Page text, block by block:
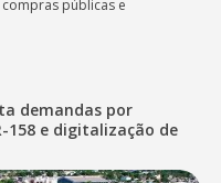
públicas e
demandas por
158 e digitalização de